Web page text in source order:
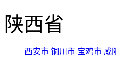
陕西省
西安市 铜川市 宝鸡市 咸